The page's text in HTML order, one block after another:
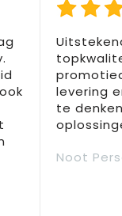
levering
te
Noot